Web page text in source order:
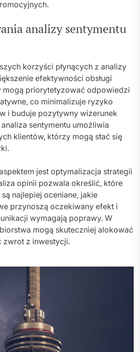
analizy sentymentu
korzyści płynących z analizy
efektywności obsługi
mogą priorytetyzować odpowiedzi
co minimalizuje ryzyko
i buduje pozytywny wizerunek
sentymentu umożliwia
klientów, którzy mogą stać się
jest optymalizacja strategii
opinii pozwala określić, które
najlepiej oceniane, jakie
przynoszą oczekiwany efekt i
wymagają poprawy. W
mogą skuteczniej alokować
zwrot z inwestycji.